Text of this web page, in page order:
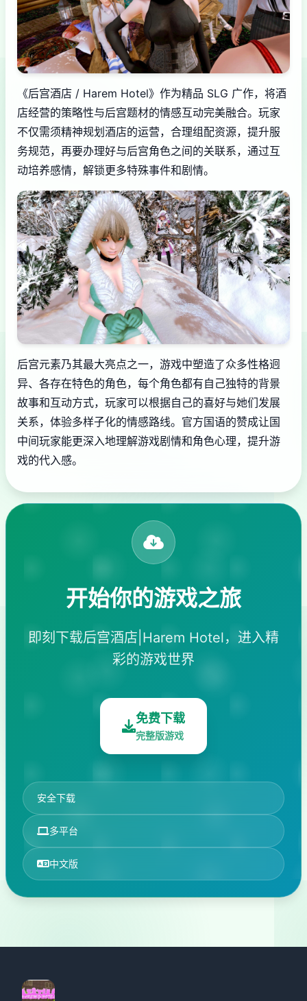
《后宫酒店 / Harem Hotel》作为精品 SLG 广作，将酒
店经营的策略性与后宫题材的情感互动完美融合。玩家
不仅需须精神规划酒店的运营，合理组配资源，提升服
务规范，再要办理好与后宫角色之间的关联系，通过互
动培养感情，解锁更多特殊事件和剧情。
后宫元素乃其最大亮点之一，游戏中塑造了众多性格迥
异、各存在特色的角色，每个角色都有自己独特的背景
故事和互动方式，玩家可以根据自己的喜好与她们发展
关系，体验多样子化的情感路线。官方国语的赞成让国
中间玩家能更深入地理解游戏剧情和角色心理，提升游
戏的代入感。
开始你的游戏之旅
即刻下载后宫酒店|Harem Hotel，进入精
彩的游戏世界
免费下载
完整版游戏
安全下载
多平台
中文版